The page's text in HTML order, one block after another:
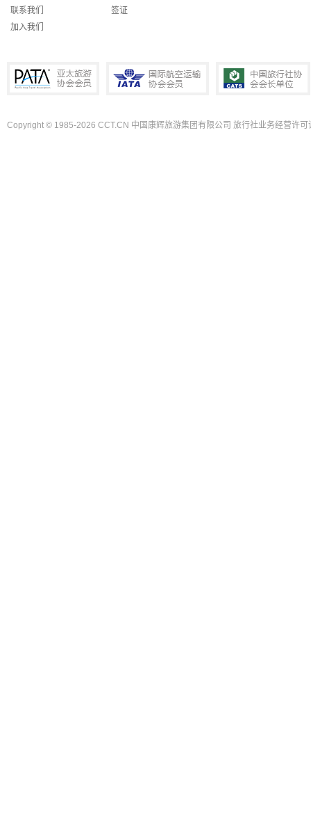
联系我们
加入我们
签证
Copyright © 1985-2026 CCT.CN 中国康辉旅游集团有限公司 旅行社业务经营许